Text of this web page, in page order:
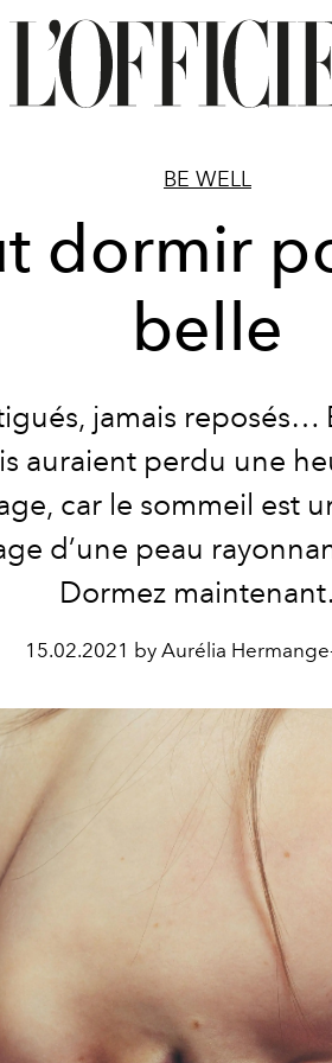
BE WELL
dormir
belle
jamais reposés…
auraient perdu une
car le sommeil est
d’une peau
Dormez
15.02.2021 by Aurélia